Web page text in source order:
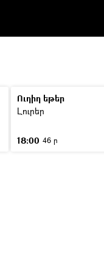
Ուղիղ եթեր
Լուրեր
18:00 46 ր